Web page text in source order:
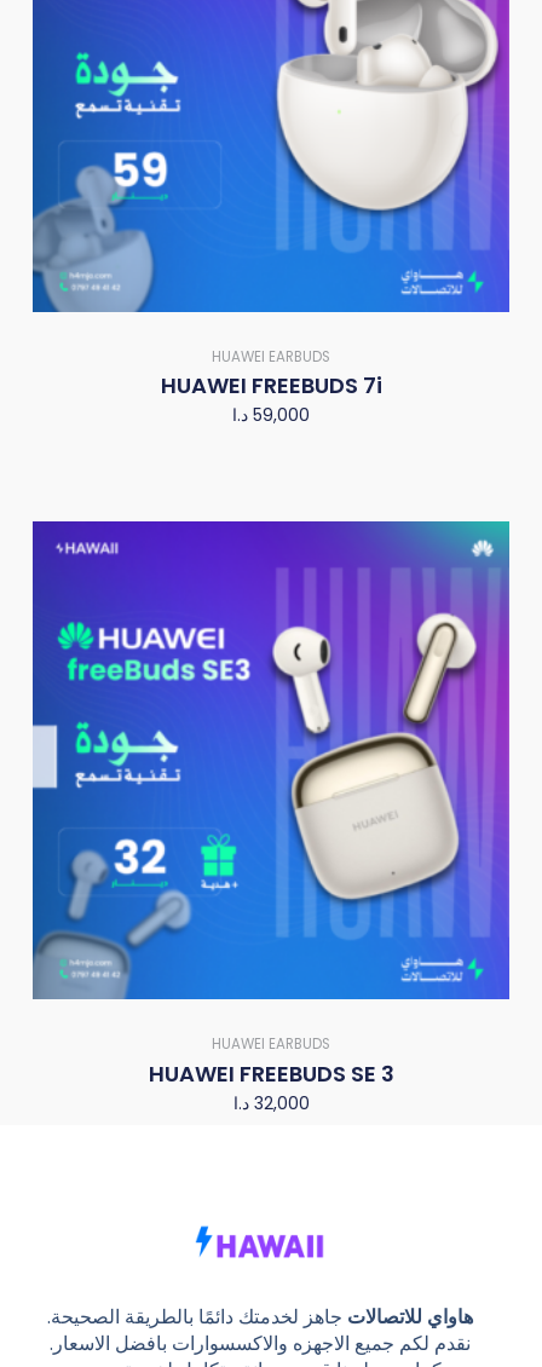
HUAWEI EARBUDS
HUAWEI FREEBUDS 7i
59,000 د.ا
HUAWEI EARBUDS
HUAWEI FREEBUDS SE 3
32,000 د.ا
هاواي للاتصالات جاهز لخدمتك دائمًا بالطريقة الصحيحة.
نقدم لكم جميع الاجهزه والاكسسوارات بافضل الاسعار.